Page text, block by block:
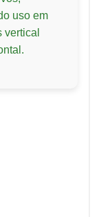
uso em
vertical